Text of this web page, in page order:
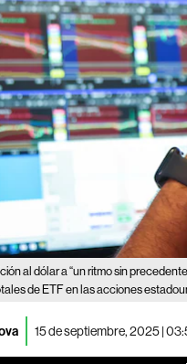
al dólar a “un ritmo sin
de ETF en las acciones
15 de septiembre, 2025 |